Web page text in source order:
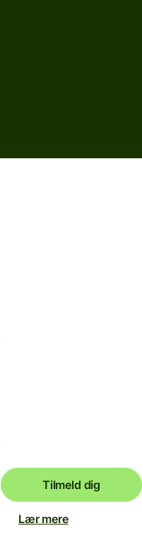
Tilmeld dig
Lær mere